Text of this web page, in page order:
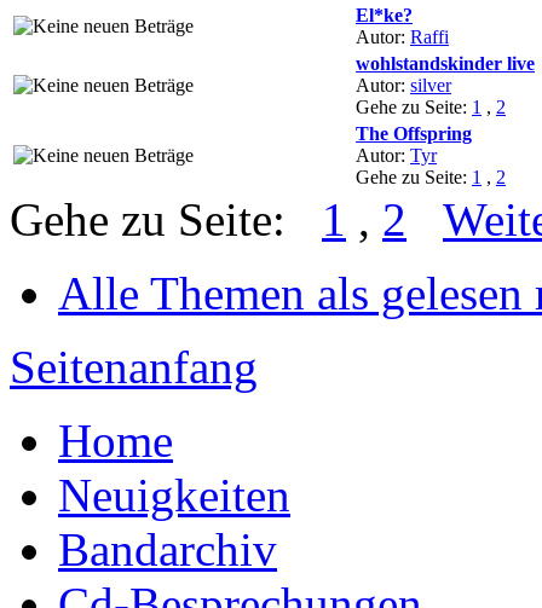
El*ke?
Autor: Raffi
wohlstandskinder live
Autor: silver
Gehe zu Seite: 1 , 2
The Offspring
Autor: Tyr
Gehe zu Seite: 1 , 2
Gehe zu Seite: 1 , 2
Alle Themen als gelesen
Seitenanfang
Home
Neuigkeiten
Bandarchiv